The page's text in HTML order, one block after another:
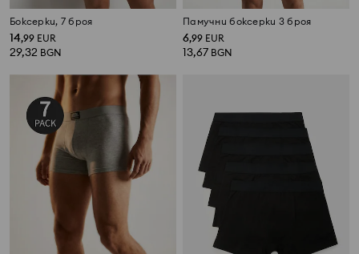
Боксерки, 7 броя
14,99 EUR
29,32 BGN
Памучни боксерки 3 броя
6,99 EUR
13,67 BGN